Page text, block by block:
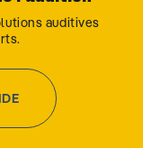
auditives